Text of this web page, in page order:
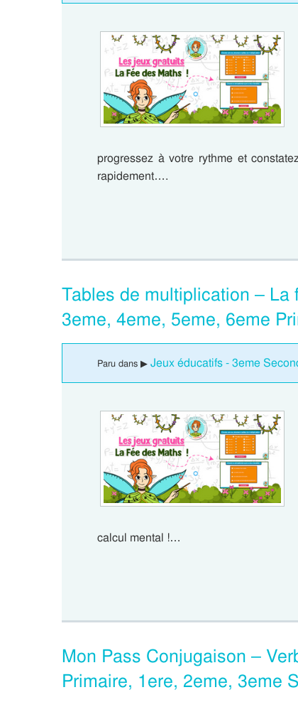
progressez à votre rythme et
rapidement….
Tables de multiplication – La
3eme, 4eme, 5eme, 6eme
Paru dans ▶ Jeux éducatifs - 3eme
calcul mental !…
Mon Pass Conjugaison –
Primaire, 1ere, 2eme, 3eme